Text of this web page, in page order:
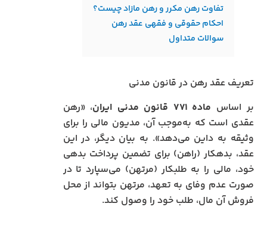
تفاوت رهن مکرر و رهن مازاد چیست؟
احکام حقوقی و فقهی عقد رهن
سوالات متداول
تعریف عقد رهن در قانون مدنی
بر اساس ماده ۷۷۱ قانون مدنی ایران
، «رهن
عقدی است که به‌موجب آن، مدیون مالی را برای
وثیقه به داین می‌دهد». به بیان دیگر، در این
عقد، بدهکار (راهن) برای تضمین پرداخت بدهی
خود، مالی را به طلبکار (مرتهن) می‌سپارد تا در
صورت عدم وفای به تعهد، مرتهن بتواند از محل
فروش آن مال، طلب خود را وصول کند.